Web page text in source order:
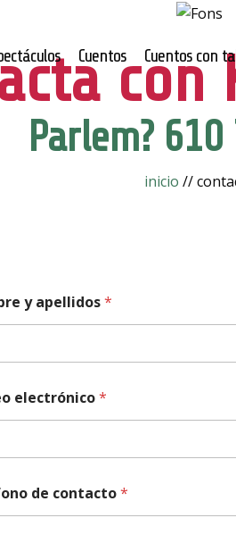
Cuentos Cuentos con
con
Parlem?
inicio //
y apellidos*
electrónico*
de contacto*